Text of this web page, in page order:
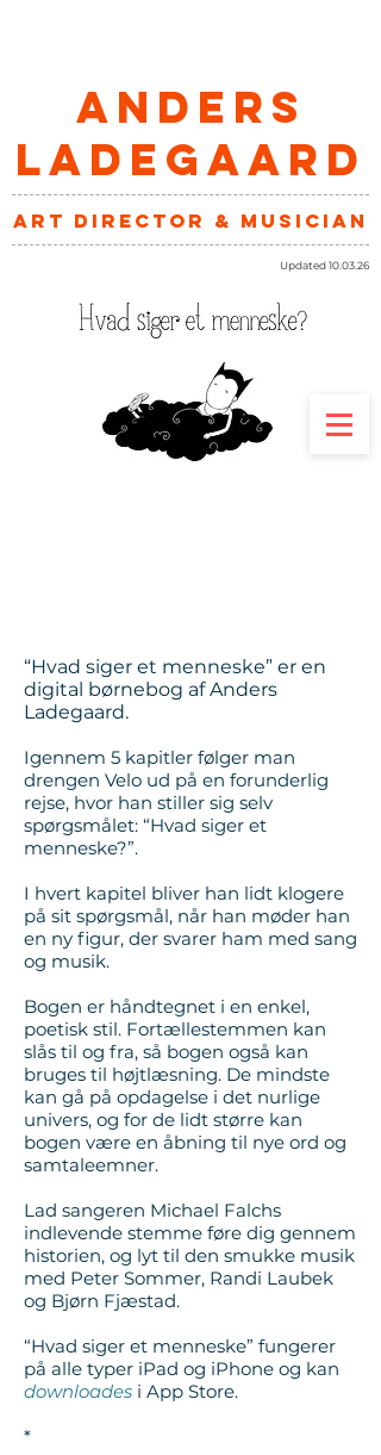
ANDERS
LADEGAARD
art director & musician
Updated 10.03.26
“Hvad siger et menneske” er en
digital børnebog af Anders
Ladegaard.
Igennem 5 kapitler følger man
drengen Velo ud på en forunderlig
rejse, hvor han stiller sig selv
spørgsmålet: “Hvad siger et
menneske?”.
I hvert kapitel bliver han lidt klogere
på sit spørgsmål, når han møder han
en ny figur, der svarer ham med sang
og musik.
Bogen er håndtegnet i en enkel,
poetisk stil. Fortællestemmen kan
slås til og fra, så bogen også kan
bruges til højtlæsning. De mindste
kan gå på opdagelse i det nurlige
univers, og for de lidt større kan
bogen være en åbning til nye ord og
samtaleemner.
Lad sangeren Michael Falchs
indlevende stemme føre dig gennem
historien, og lyt til den smukke musik
med Peter Sommer, Randi Laubek
og Bjørn Fjæstad.
“Hvad siger et menneske” fungerer
på alle typer iPad og iPhone og kan
downloades i App Store.
*